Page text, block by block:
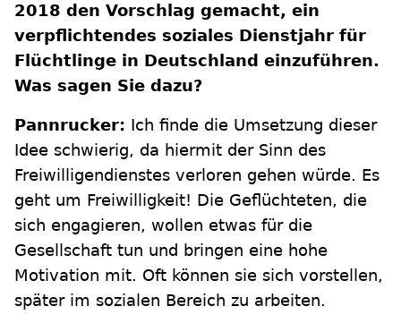
2018 den Vorschlag gemacht, ein
verpflichtendes soziales Dienstjahr für
Flüchtlinge in Deutschland einzuführen.
Was sagen Sie dazu?
Pannrucker: Ich finde die Umsetzung dieser
Idee schwierig, da hiermit der Sinn des
Freiwilligendienstes verloren gehen würde. Es
geht um Freiwilligkeit! Die Geflüchteten, die
sich engagieren, wollen etwas für die
Gesellschaft tun und bringen eine hohe
Motivation mit. Oft können sie sich vorstellen,
später im sozialen Bereich zu arbeiten.